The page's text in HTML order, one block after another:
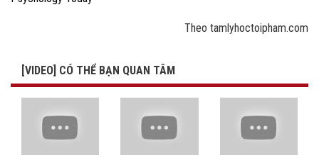
Theo tamlyhoctoipham.com
[VIDEO] CÓ THỂ BẠN QUAN TÂM